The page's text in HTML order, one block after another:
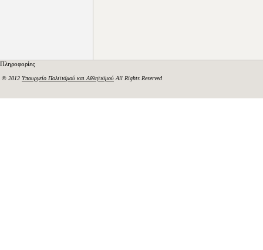
Πληροφορίες
© 2012 Υπουργείο Πολιτισμού και Αθλητισμού All Rights Reserved